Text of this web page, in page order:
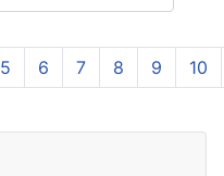
Seite 2 von 23
5 6 7 8 9 10